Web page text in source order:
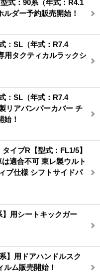
式：90系（年式：R4.1
ルダー予約販売開始！
：SL（年式：R7.4
用タクティカルラックシ
：SL（年式：R7.4
リアバンパーカバー チ
始！
イプR【型式：FL1/5】
適合不可 東レ製ウルト
ブ仕様 シフトサイドパ
用シートキックガー
】用ドアハンドルスク
ム販売開始！